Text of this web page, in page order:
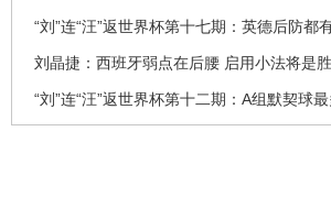
“刘”连“汪”返世界杯第十七期：英德后防都
刘晶捷：西班牙弱点在后腰 启用小法将是
“刘”连“汪”返世界杯第十二期：A组默契球